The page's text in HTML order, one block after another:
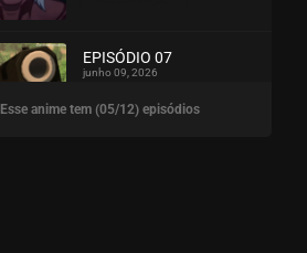
ASSISTIDO
EPISÓDIO 07
junho 09, 2026
Esse anime tem (05/12) episódios